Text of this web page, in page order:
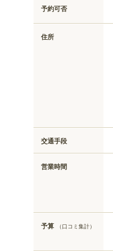
予約可否
住所
交通手段
営業時間
予算 （口コミ集計）